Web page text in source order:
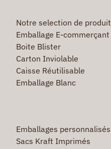
Notre selection de produit
Emballage E-commerçant
Boite Blister
Carton Inviolable
Caisse Réutilisable
Emballage Blanc
Emballages personnalisés
Sacs Kraft Imprimés